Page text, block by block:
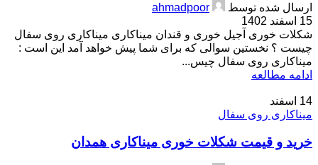
ارسال شده توسط
ahmadpoor
15 اسفند 1402
شکلات خوری آجیل خوری و قندان میناکاری میناکاری روی سفال
چیست ؟ نخستین سوالی که برای شما پیش خواهد آمد این است :
میناکاری روی سفال چیس...
ادامه مطالعه
14 اسفند
میناکاری روی سفال
خرید و قیمت شکلات خوری میناکاری همدان